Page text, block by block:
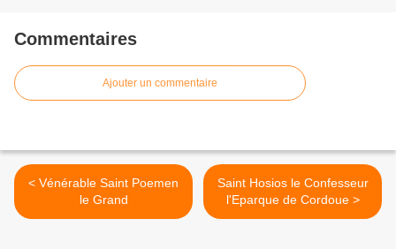
Commentaires
Ajouter un commentaire
< Vénérable Saint Poemen
le Grand
Saint Hosios le Confesseur
l'Eparque de Cordoue >